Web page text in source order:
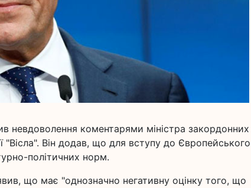
невдоволення коментарями міністра закордонних
Він додав, що для вступу до Європейського
політичних норм.
що має "однозначно негативну оцінку того, що